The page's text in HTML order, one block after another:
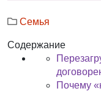
Семья
Содержание
Почему